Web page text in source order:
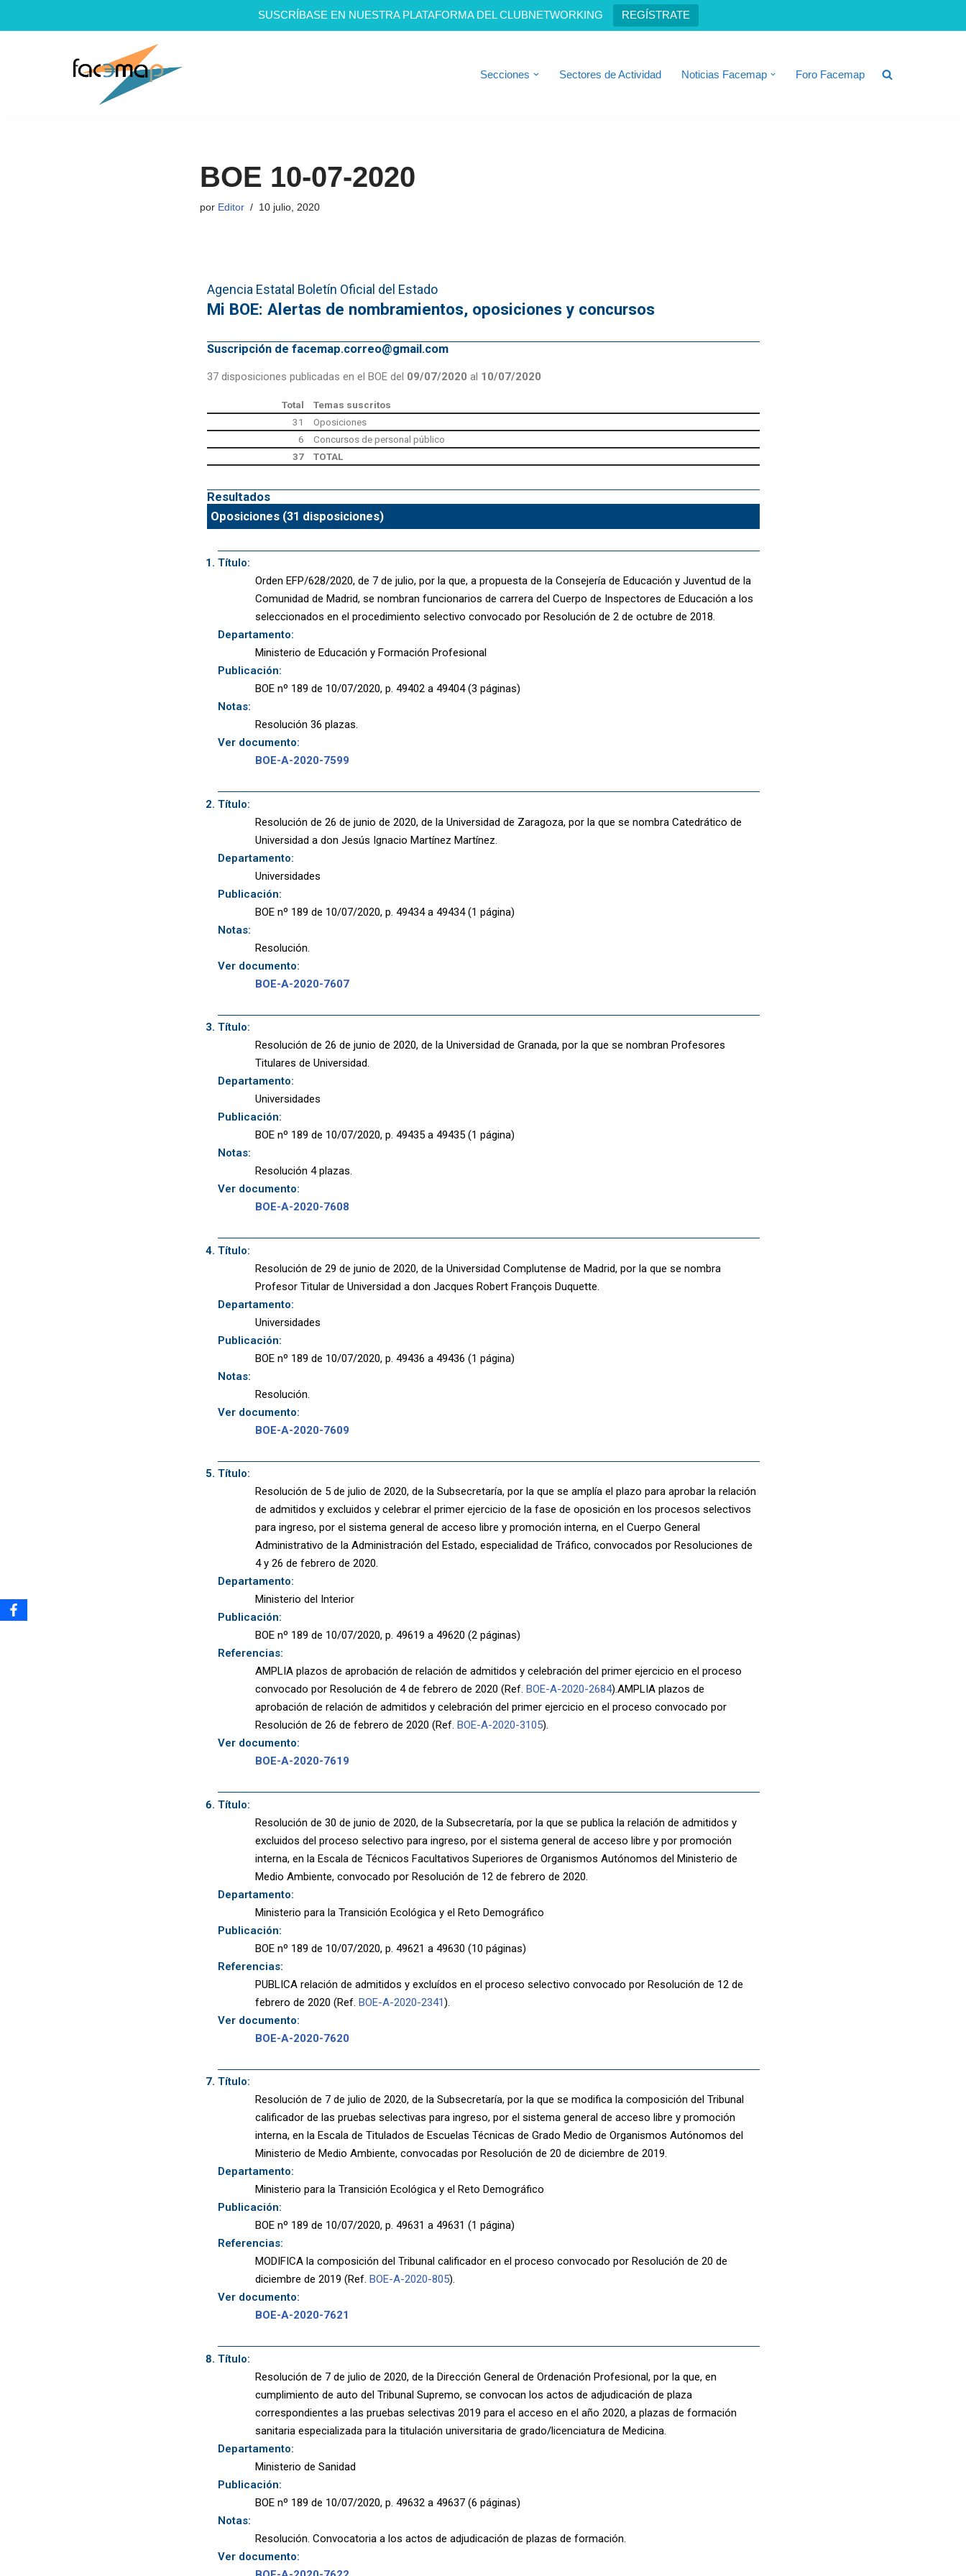
SUSCRÍBASE EN NUESTRA PLATAFORMA DEL CLUBNETWORKING REGÍSTRATE
Secciones Sectores de Actividad Noticias Facemap Foro Facemap
BOE 10-07-2020
por Editor 10 julio, 2020
Agencia Estatal Boletín Oficial del Estado
Mi BOE: Alertas de nombramientos, oposiciones y concursos
Suscripción de facemap.correo@gmail.com
37 disposiciones publicadas en el BOE del 09/07/2020 al 10/07/2020
Total
Temas suscritos
31
Oposiciones
6
Concursos de personal público
37
TOTAL
Resultados
Oposiciones (31 disposiciones)
Título:
Orden EFP/628/2020, de 7 de julio, por la que, a propuesta de la Consejería de Educación y Juventud de la
Comunidad de Madrid, se nombran funcionarios de carrera del Cuerpo de Inspectores de Educación a los
seleccionados en el procedimiento selectivo convocado por Resolución de 2 de octubre de 2018.
Departamento:
Ministerio de Educación y Formación Profesional
Publicación:
BOE nº 189 de 10/07/2020, p. 49402 a 49404 (3 páginas)
Notas:
Resolución 36 plazas.
Ver documento:
BOE-A-2020-7599
Título:
Resolución de 26 de junio de 2020, de la Universidad de Zaragoza, por la que se nombra Catedrático de
Universidad a don Jesús Ignacio Martínez Martínez.
Departamento:
Universidades
Publicación:
BOE nº 189 de 10/07/2020, p. 49434 a 49434 (1 página)
Notas:
Resolución.
Ver documento:
BOE-A-2020-7607
Título:
Resolución de 26 de junio de 2020, de la Universidad de Granada, por la que se nombran Profesores
Titulares de Universidad.
Departamento:
Universidades
Publicación:
BOE nº 189 de 10/07/2020, p. 49435 a 49435 (1 página)
Notas:
Resolución 4 plazas.
Ver documento:
BOE-A-2020-7608
Título:
Resolución de 29 de junio de 2020, de la Universidad Complutense de Madrid, por la que se nombra
Profesor Titular de Universidad a don Jacques Robert François Duquette.
Departamento:
Universidades
Publicación:
BOE nº 189 de 10/07/2020, p. 49436 a 49436 (1 página)
Notas:
Resolución.
Ver documento:
BOE-A-2020-7609
Título:
Resolución de 5 de julio de 2020, de la Subsecretaría, por la que se amplía el plazo para aprobar la relación
de admitidos y excluidos y celebrar el primer ejercicio de la fase de oposición en los procesos selectivos
para ingreso, por el sistema general de acceso libre y promoción interna, en el Cuerpo General
Administrativo de la Administración del Estado, especialidad de Tráfico, convocados por Resoluciones de
4 y 26 de febrero de 2020.
Departamento:
Ministerio del Interior
Publicación:
BOE nº 189 de 10/07/2020, p. 49619 a 49620 (2 páginas)
Referencias:
AMPLIA plazos de aprobación de relación de admitidos y celebración del primer ejercicio en el proceso
convocado por Resolución de 4 de febrero de 2020 (Ref. BOE-A-2020-2684).AMPLIA plazos de
aprobación de relación de admitidos y celebración del primer ejercicio en el proceso convocado por
Resolución de 26 de febrero de 2020 (Ref. BOE-A-2020-3105).
Ver documento:
BOE-A-2020-7619
Título:
Resolución de 30 de junio de 2020, de la Subsecretaría, por la que se publica la relación de admitidos y
excluidos del proceso selectivo para ingreso, por el sistema general de acceso libre y por promoción
interna, en la Escala de Técnicos Facultativos Superiores de Organismos Autónomos del Ministerio de
Medio Ambiente, convocado por Resolución de 12 de febrero de 2020.
Departamento:
Ministerio para la Transición Ecológica y el Reto Demográfico
Publicación:
BOE nº 189 de 10/07/2020, p. 49621 a 49630 (10 páginas)
Referencias:
PUBLICA relación de admitidos y excluídos en el proceso selectivo convocado por Resolución de 12 de
febrero de 2020 (Ref. BOE-A-2020-2341).
Ver documento:
BOE-A-2020-7620
Título:
Resolución de 7 de julio de 2020, de la Subsecretaría, por la que se modifica la composición del Tribunal
calificador de las pruebas selectivas para ingreso, por el sistema general de acceso libre y promoción
interna, en la Escala de Titulados de Escuelas Técnicas de Grado Medio de Organismos Autónomos del
Ministerio de Medio Ambiente, convocadas por Resolución de 20 de diciembre de 2019.
Departamento:
Ministerio para la Transición Ecológica y el Reto Demográfico
Publicación:
BOE nº 189 de 10/07/2020, p. 49631 a 49631 (1 página)
Referencias:
MODIFICA la composición del Tribunal calificador en el proceso convocado por Resolución de 20 de
diciembre de 2019 (Ref. BOE-A-2020-805).
Ver documento:
BOE-A-2020-7621
Título:
Resolución de 7 de julio de 2020, de la Dirección General de Ordenación Profesional, por la que, en
cumplimiento de auto del Tribunal Supremo, se convocan los actos de adjudicación de plaza
correspondientes a las pruebas selectivas 2019 para el acceso en el año 2020, a plazas de formación
sanitaria especializada para la titulación universitaria de grado/licenciatura de Medicina.
Departamento:
Ministerio de Sanidad
Publicación:
BOE nº 189 de 10/07/2020, p. 49632 a 49637 (6 páginas)
Notas:
Resolución. Convocatoria a los actos de adjudicación de plazas de formación.
Ver documento: